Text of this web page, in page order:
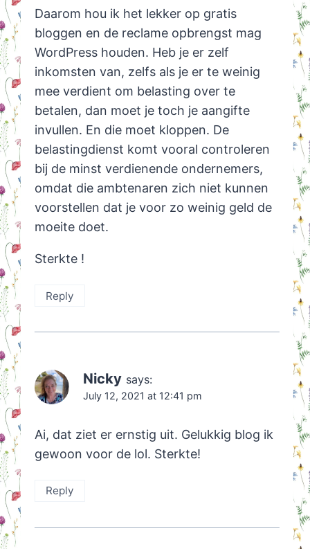
Daarom hou ik het lekker op gratis
bloggen en de reclame opbrengst mag
WordPress houden. Heb je er zelf
inkomsten van, zelfs als je er te weinig
mee verdient om belasting over te
betalen, dan moet je toch je aangifte
invullen. En die moet kloppen. De
belastingdienst komt vooral controleren
bij de minst verdienende ondernemers,
omdat die ambtenaren zich niet kunnen
voorstellen dat je voor zo weinig geld de
moeite doet.
Sterkte !
Reply
Nicky says:
July 12, 2021 at 12:41 pm
Ai, dat ziet er ernstig uit. Gelukkig blog ik
gewoon voor de lol. Sterkte!
Reply